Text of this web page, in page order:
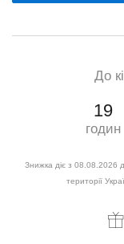
До
19
годин
Знижка діє з 08.08.2026
території